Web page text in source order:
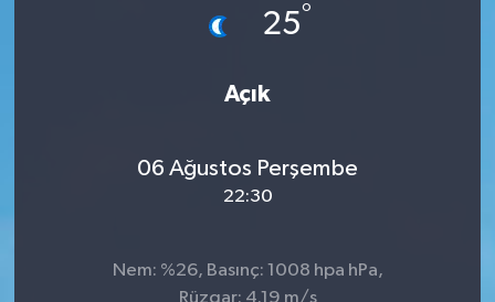
25°
Açık
06 Ağustos Perşembe
22:30
Nem: %26, Basınç: 1008 hpa hPa,